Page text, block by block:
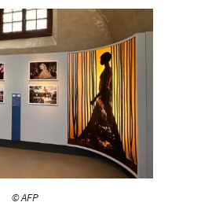
© AFP